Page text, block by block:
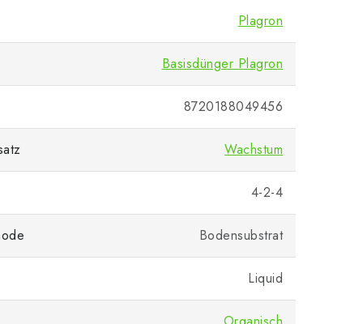
Plagron
Basisdünger Plagron
8720188049456
Wachstum
4-2-4
Bodensubstrat
Liquid